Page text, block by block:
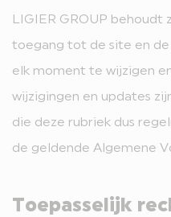
LIGIER GROUP
toegang tot de site en
elk moment te wijzigen
wijzigingen en updates
die deze rubriek dus
de geldende Algemene
Toepasselijk